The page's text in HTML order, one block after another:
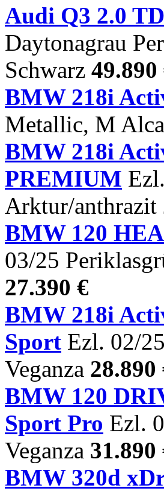
Audi Q3 2.0
Daytonagrau
Schwarz 49.890
BMW 218i
Metallic, M
BMW 218i
PREMIUM
Arktur/anthrazit
BMW 120
03/25
27.390 €
BMW 218i
Sport Ezl. 02/
Veganza 28.890
BMW 120
Sport Pro Ezl.
Veganza 31.890
BMW 320d